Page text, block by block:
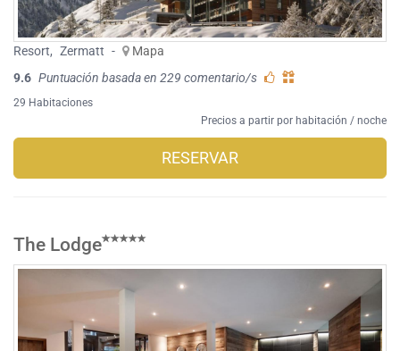
Resort, Zermatt -
Mapa
9.6 Puntuación basada en 229 comentario/s
29 Habitaciones
Precios a partir por habitación / noche
RESERVAR
The Lodge